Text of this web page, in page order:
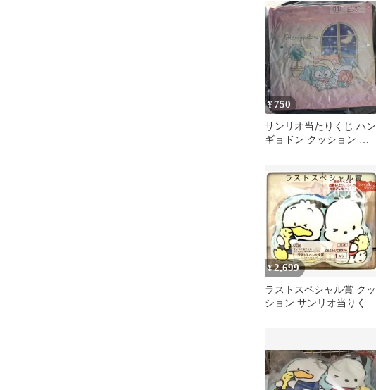
¥750
サンリオ当たりくじ ハン
ギョドン クッション ピ
¥2,699
ラストスペシャル賞 クッ
ション サンリオ当りくじ